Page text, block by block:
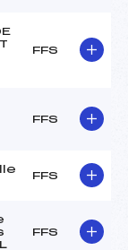
FFS
FFS
FFS
FFS